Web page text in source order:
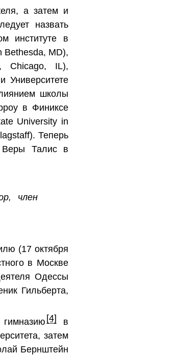
а затем и
назвать
институте в
Bethesda, MD),
Chicago, IL),
Университете
школы
в Финиксе
University in
Теперь
Веры Талис в
член
(17 октября
в Москве
Одессы
Гильберта,
[4]
в
затем
Бернштейн